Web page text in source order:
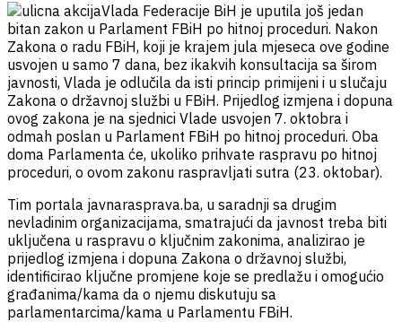
Vlada Federacije BiH je uputila još jedan
bitan zakon u Parlament FBiH po hitnoj proceduri. Nakon
Zakona o radu FBiH, koji je krajem jula mjeseca ove godine
usvojen u samo 7 dana, bez ikakvih konsultacija sa širom
javnosti, Vlada je odlučila da isti princip primijeni i u slučaju
Zakona o državnoj službi u FBiH. Prijedlog izmjena i dopuna
ovog zakona je na sjednici Vlade usvojen 7. oktobra i
odmah poslan u Parlament FBiH po hitnoj proceduri. Oba
doma Parlamenta će, ukoliko prihvate raspravu po hitnoj
proceduri, o ovom zakonu raspravljati sutra (23. oktobar).
Tim portala javnarasprava.ba, u saradnji sa drugim
nevladinim organizacijama, smatrajući da javnost treba biti
uključena u raspravu o ključnim zakonima, analizirao je
prijedlog izmjena i dopuna Zakona o državnoj službi,
identificirao ključne promjene koje se predlažu i omogućio
građanima/kama da o njemu diskutuju sa
parlamentarcima/kama u Parlamentu FBiH.